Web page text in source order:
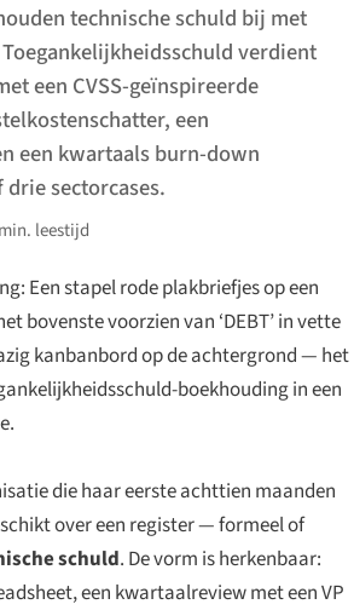
technische schuld bij met
verdient
een CVSS-geïnspireerde
een
een kwartaals burn-down
sectorcases.
leestijd
Een stapel rode plakbriefjes op een
bovenste voorzien van ‘DEBT’ in vette
kanbanbord op de achtergrond — het
boekhouding in een
die haar eerste achttien maanden
over een register — formeel of
schuld. De vorm is herkenbaar:
een kwartaalreview met een VP